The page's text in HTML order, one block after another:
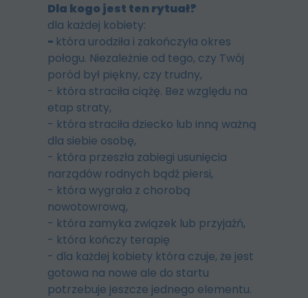
Dla kogo jest ten rytuał?
dla każdej kobiety:
- która urodziła i zakończyła okres
połogu. Niezależnie od tego, czy Twój
poród był piękny, czy trudny,
- która straciła ciążę. Bez względu na
etap straty,
- która straciła dziecko lub inną ważną
dla siebie osobę,
- która przeszła zabiegi usunięcia
narządów rodnych bądź piersi,
- która wygrała z chorobą
nowotowrową,
- która zamyka związek lub przyjaźń,
- która kończy terapię
- dla każdej kobiety która czuje, że jest
gotowa na nowe ale do startu
potrzebuje jeszcze jednego elementu.